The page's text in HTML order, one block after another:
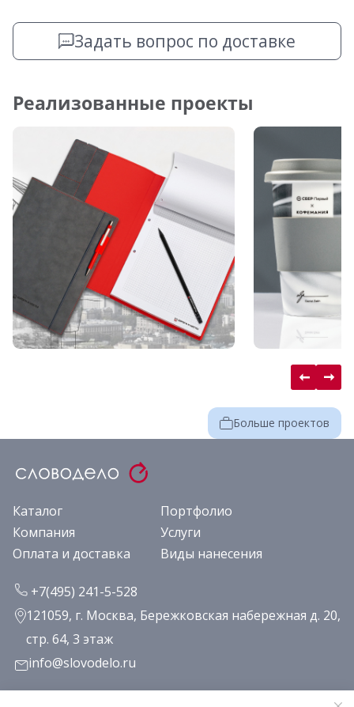
Задать вопрос по доставке
Реализованные проекты
Больше проектов
Каталог
Портфолио
Компания
Услуги
Оплата и доставка
Виды нанесения
+7(495) 241-5-528
121059, г. Москва, Бережковская набережная д. 20,
стр. 64, 3 этаж
info@slovodelo.ru